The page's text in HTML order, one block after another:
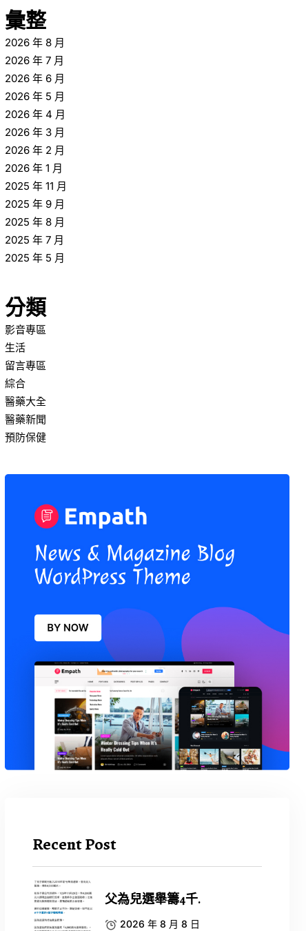
彙整
2026 年 8 月
2026 年 7 月
2026 年 6 月
2026 年 5 月
2026 年 4 月
2026 年 3 月
2026 年 2 月
2026 年 1 月
2025 年 11 月
2025 年 9 月
2025 年 8 月
2025 年 7 月
2025 年 5 月
分類
影音專區
生活
留言專區
綜合
醫藥大全
醫藥新聞
預防保健
Recent Post
父為兒選舉籌4千.
2026 年 8 月 8 日